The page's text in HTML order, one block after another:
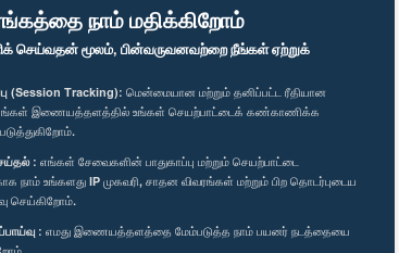
நாம் மதிக்கிறோம்
செய்வதன் மூலம், பின்வருவனவற்றை நீங்கள் ஏற்றுக்
(Session Tracking): மென்மையான மற்றும் தனிப்பட்ட ரீதியான
இணையத்தளத்தில் உங்கள் செயற்பாட்டைக் கண்காணிக்க
: எங்கள் சேவைகளின் பாதுகாப்பு மற்றும் செயற்பாட்டை
நாம் உங்களது IP முகவரி, சாதன விவரங்கள் மற்றும் பிற தொடர்புடைய
செய்கிறோம்.
: எமது இணையத்தளத்தை மேம்படுத்த நாம் பயனர் நடத்தையை